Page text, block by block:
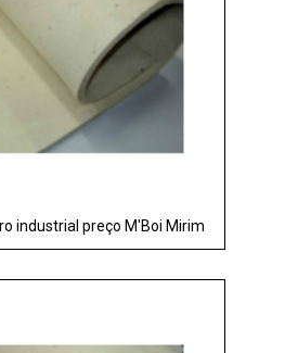
industrial preço M'Boi Mirim